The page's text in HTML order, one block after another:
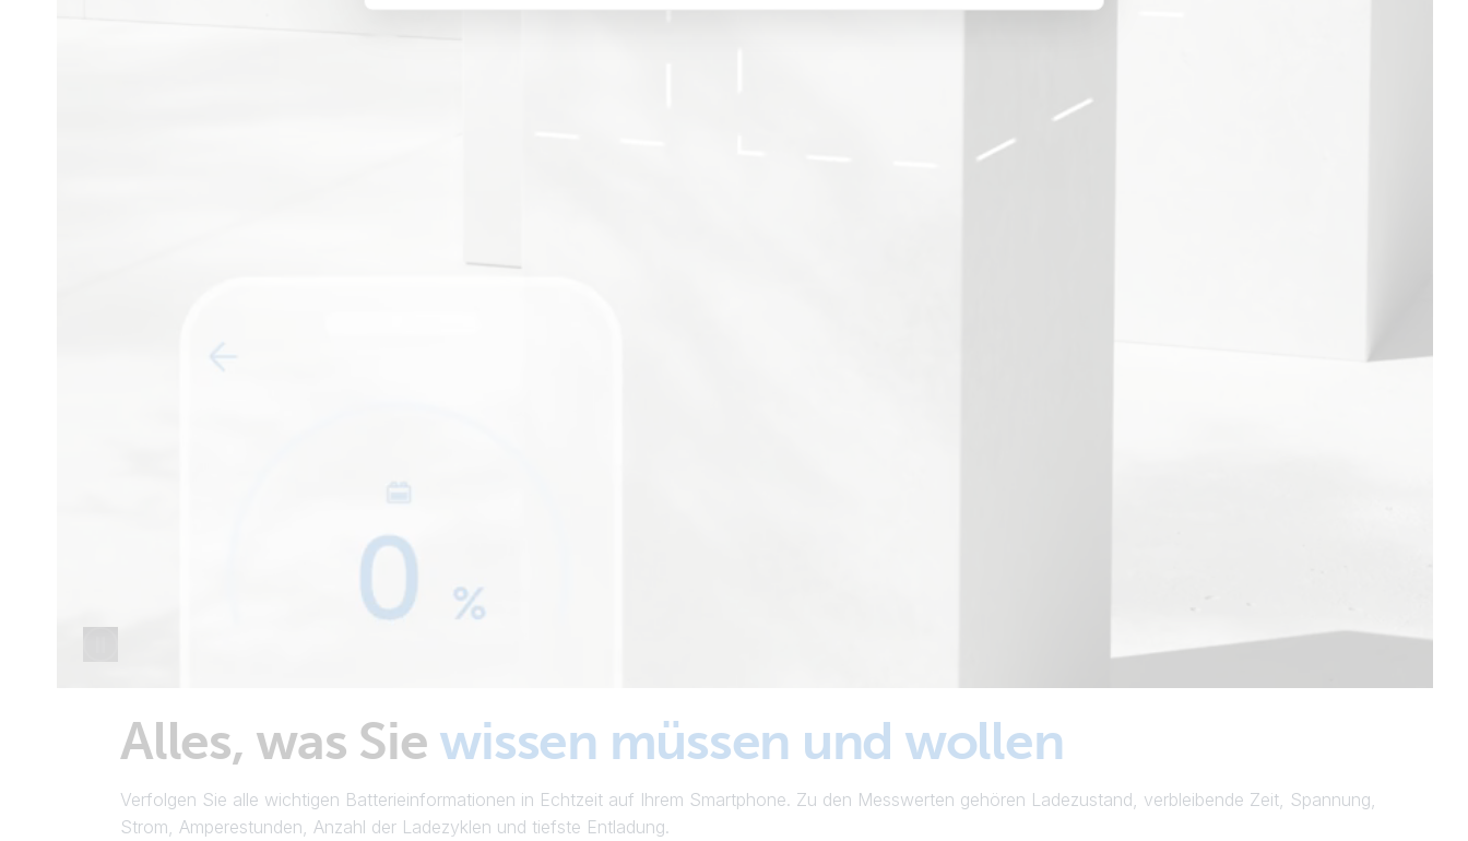
Alles, was Sie wissen müssen und wollen
Verfolgen Sie alle wichtigen Batterieinformationen in Echtzeit auf Ihrem Smartphone. Zu den Messwerten gehören Ladezustand, verbleibende Zeit, Spannung,
Strom, Amperestunden, Anzahl der Ladezyklen und tiefste Entladung.